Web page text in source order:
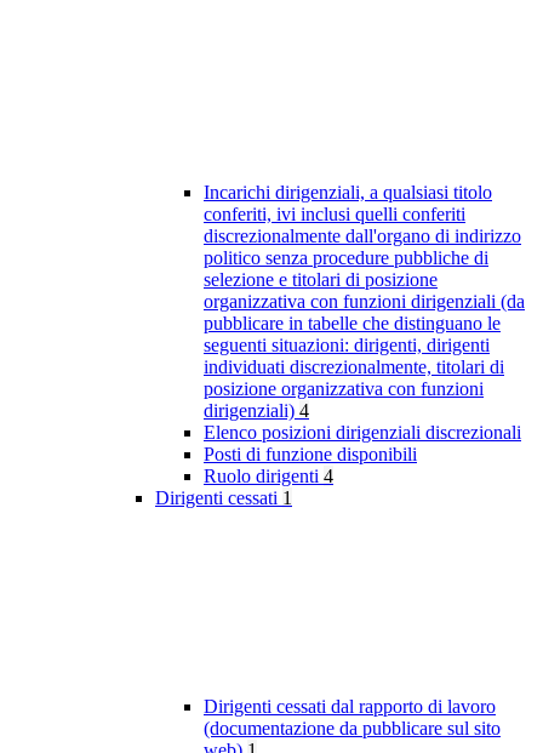
Incarichi dirigenziali, a qualsiasi titolo
conferiti, ivi inclusi quelli conferiti
discrezionalmente dall'organo di indirizzo
politico senza procedure pubbliche di
selezione e titolari di posizione
organizzativa con funzioni dirigenziali (da
pubblicare in tabelle che distinguano le
seguenti situazioni: dirigenti, dirigenti
individuati discrezionalmente, titolari di
posizione organizzativa con funzioni
dirigenziali) 4
Elenco posizioni dirigenziali discrezionali
Posti di funzione disponibili
Ruolo dirigenti 4
Dirigenti cessati 1
Dirigenti cessati dal rapporto di lavoro
(documentazione da pubblicare sul sito